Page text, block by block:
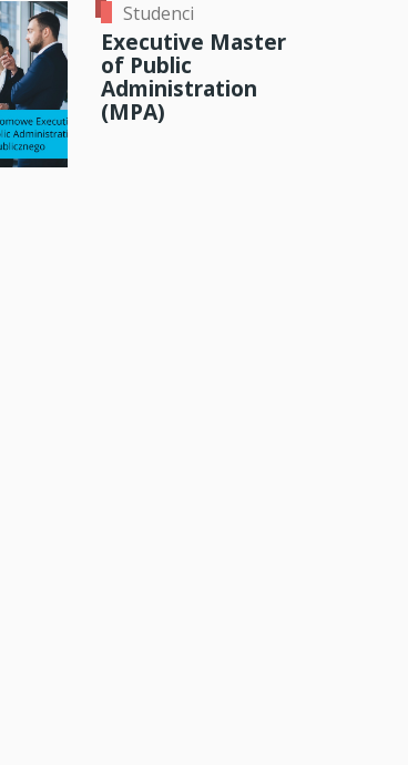
Studenci
Executive Master
of Public
Administration
(MPA)